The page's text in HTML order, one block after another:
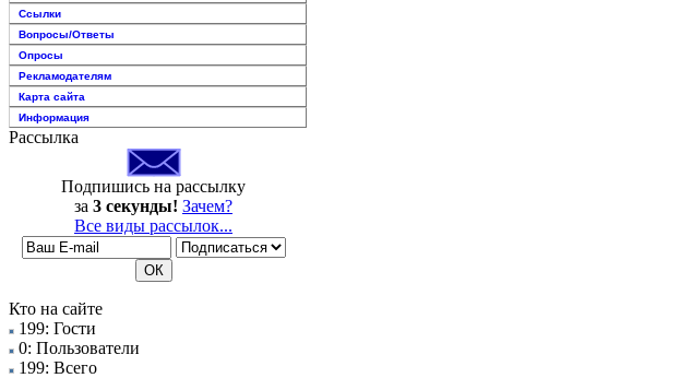
Ссылки
Вопросы/Ответы
Опросы
Рекламодателям
Карта сайта
Информация
Рассылка
Подпишись на рассылку
за 3 секунды! Зачем?
Все виды рассылок...
Кто на сайте
199: Гости
0: Пользователи
199: Всего